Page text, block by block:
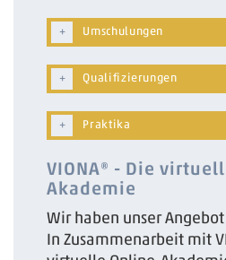
Umschulungen
Qualifizierungen
Praktika
VIONA® - Die
Akademie
Wir haben unser
In Zusammenarbeit mit